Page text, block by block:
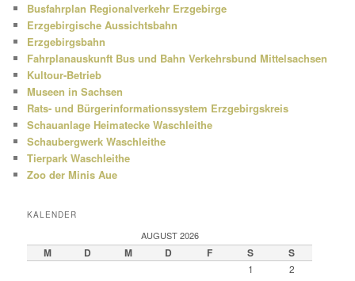
Busfahrplan Regionalverkehr Erzgebirge
Erzgebirgische Aussichtsbahn
Erzgebirgsbahn
Fahrplanauskunft Bus und Bahn Verkehrsbund Mittelsachsen
Kultour-Betrieb
Museen in Sachsen
Rats- und Bürgerinformationssystem Erzgebirgskreis
Schauanlage Heimatecke Waschleithe
Schaubergwerk Waschleithe
Tierpark Waschleithe
Zoo der Minis Aue
KALENDER
AUGUST 2026
M D M D F S S
1
2